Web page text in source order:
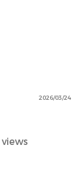
2026/03/24
views